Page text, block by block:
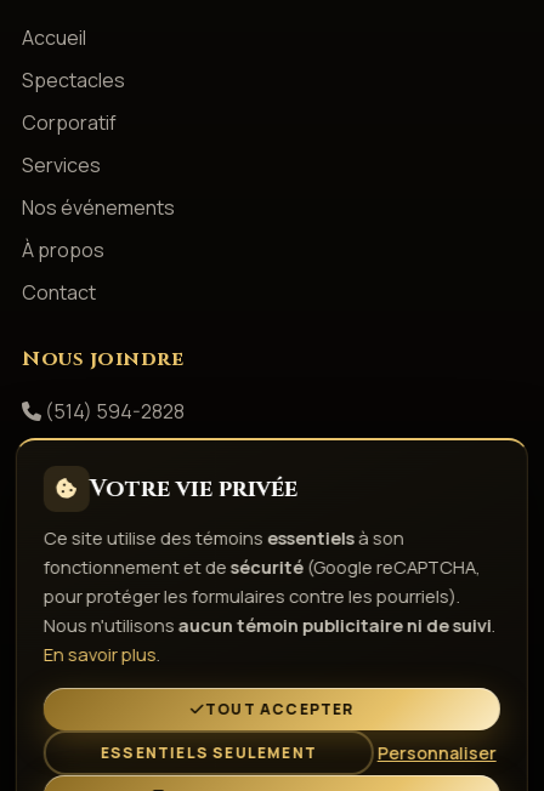
Accueil
Spectacles
Corporatif
Services
Nos événements
À propos
Contact
Nous joindre
(514) 594-2828
Facebook
Politique de confidentialité Conditions d'utilisation
Droits d'auteur & responsabilitéPolitique de témoins
L'esprit de la fête depuis 1980
© 2026 Gestion Showbizz Inc. — Tous droits réservés ·
Administration
Votre vie privée
Ce site utilise des témoinsessentielsà son
fonctionnement et desécurité (Google reCAPTCHA,
pour protéger les formulaires contre les pourriels).
Nous n'utilisonsaucun témoin publicitaire ni de suivi.
En savoir plus.
TOUT ACCEPTER
ESSENTIELS SEULEMENT Personnaliser